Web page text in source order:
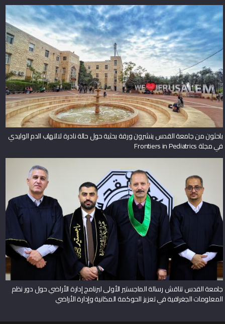
باحثون من جامعة القدس ينشرون ورقة بحثية حول حالة نادرة لالتهاب الدم الوليدي
في مجلة Frontiers in Pediatrics
جامعة القدس تناقش رسالة الماجستير الأولى لبرنامج إدارة الأراضي حول دور نظم
المعلومات الجغرافية في تعزيز الحوكمة المكانية وإدارة الأراضي